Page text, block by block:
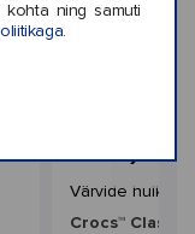
kohta ning samuti
Värvide hulk : 4
Crocs™ Classic
›